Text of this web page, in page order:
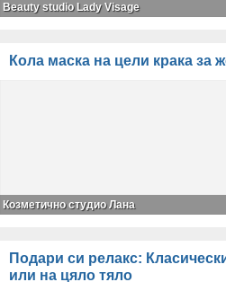
Beauty studio Lady Visage
Кола маска на цели крака за
Козметично студио Лана
Подари си релакс:
или на цяло тяло